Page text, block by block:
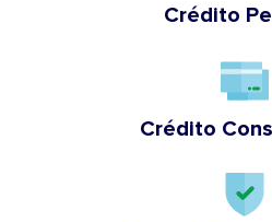
Crédito
Crédito